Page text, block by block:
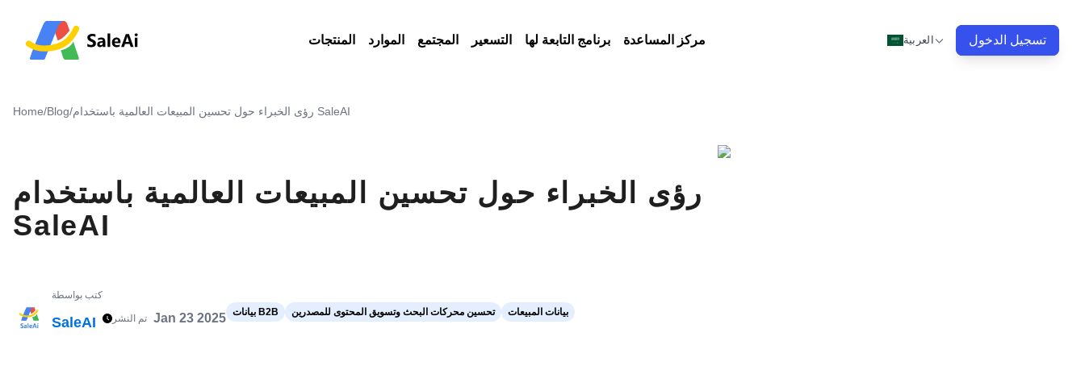
المنتجات الموارد المجتمع التسعير برنامج التابعة لها مركز المساعدة العربية تسجيل الدخول
Home/Blog/ رؤى الخبراء حول تحسين المبيعات العالمية باستخدام SaleAI
رؤى الخبراء حول تحسين المبيعات العالمية باستخدام
SaleAI
كتب بواسطة
SaleAI تم النشر Jan 23 2025 بيانات B2B تحسين محركات البحث وتسويق المحتوى للمصدرين بيانات المبيعات